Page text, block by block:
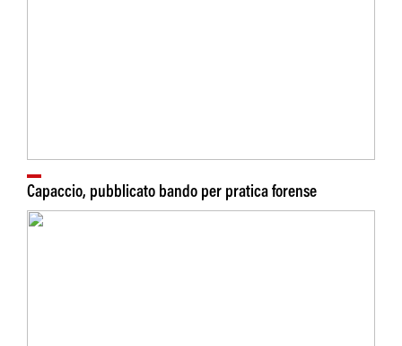
Capaccio, pubblicato bando per pratica forense